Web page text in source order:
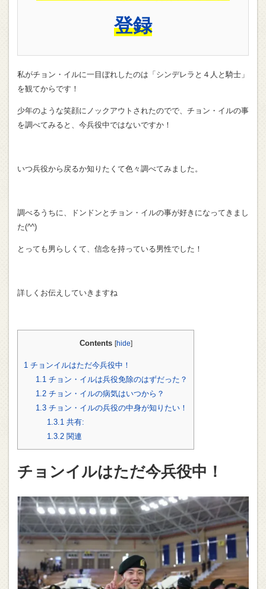
登録
私がチョン・イルに一目ぼれしたのは「シンデレラと４人と騎士」
を観てからです！
少年のような笑顔にノックアウトされたのでで、チョン・イルの事
を調べてみると、今兵役中ではないですか！
いつ兵役から戻るか知りたくて色々調べてみました。
調べるうちに、ドンドンとチョン・イルの事が好きになってきまし
た(^^)
とっても男らしくて、信念を持っている男性でした！
詳しくお伝えしていきますね
Contents [hide]
1 チョンイルはただ今兵役中！
1.1 チョン・イルは兵役免除のはずだった？
1.2チョン・イルの病気はいつから？
1.3チョン・イルの兵役の中身が知りたい！
1.3.1 共有:
1.3.2 関連
チョンイルはただ今兵役中！